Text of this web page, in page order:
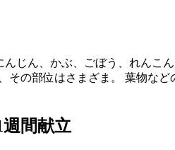
じん、かぶ、ごぼう、れんこ
の部位はさまざま。 葉物な
間献立